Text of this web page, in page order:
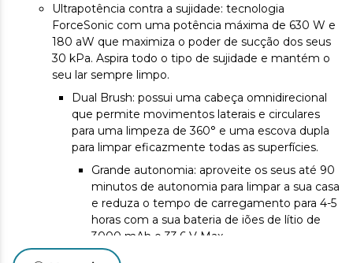
Ultrapotência contra a sujidade: tecnologia
ForceSonic com uma potência máxima de 630 W e
180 aW que maximiza o poder de sucção dos seus
30 kPa. Aspira todo o tipo de sujidade e mantém o
seu lar sempre limpo.
Dual Brush: possui uma cabeça omnidirecional
que permite movimentos laterais e circulares
para uma limpeza de 360° e uma escova dupla
para limpar eficazmente todas as superfícies.
Grande autonomia: aproveite os seus até 90
minutos de autonomia para limpar a sua casa
e reduza o tempo de carregamento para 4-5
horas com a sua bateria de iões de lítio de
3000 mAh e 33,6 V Max.
Ajuste de potência: modo automático de